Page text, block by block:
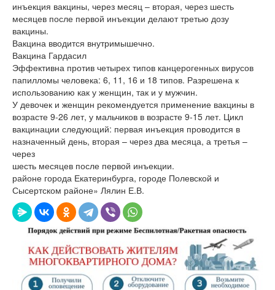
инъекция вакцины, через месяц – вторая, через шесть
месяцев после первой инъекции делают третью дозу
вакцины.
Вакцина вводится внутримышечно.
Вакцина Гардасил
Эффективна против четырех типов канцерогенных вирусов
папилломы человека: 6, 11, 16 и 18 типов. Разрешена к
использованию как у женщин, так и у мужчин.
У девочек и женщин рекомендуется применение вакцины в
возрасте 9-26 лет, у мальчиков в возрасте 9-15 лет. Цикл
вакцинации следующий: первая инъекция проводится в
назначенный день, вторая – через два месяца, а третья –
через
шесть месяцев после первой инъекции.
районе города Екатеринбурга, городе Полевской и
Сысертском районе» Лялин Е.В.